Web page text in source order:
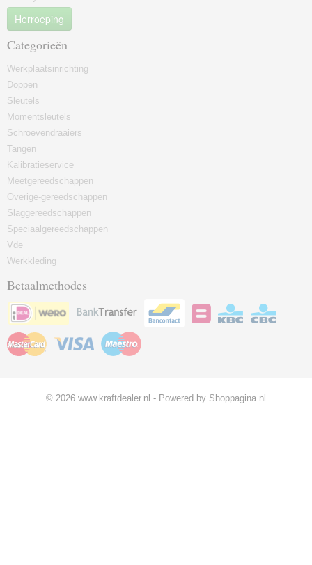
Herroeping
Categorieën
Werkplaatsinrichting
Doppen
Sleutels
Momentsleutels
Schroevendraaiers
Tangen
Kalibratieservice
Meetgereedschappen
Overige-gereedschappen
Slaggereedschappen
Speciaalgereedschappen
Vde
Werkkleding
Betaalmethodes
© 2026 www.kraftdealer.nl - Powered by Shoppagina.nl